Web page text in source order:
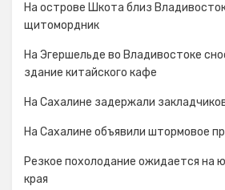
На острове Шкота близ
щитомордник
На Эгершельде во Владивостоке
здание китайского кафе
На Сахалине задержали
На Сахалине объявили штормовое
Резкое похолодание ожидается на
края